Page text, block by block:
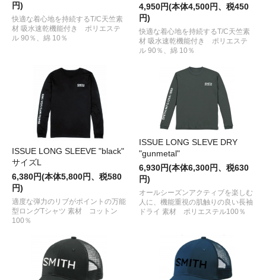
円)
快適な着心地を持続するT/C天竺素
材 吸水速乾機能付き ポリエステ
ル 90％、綿 10％
4,950円(本体4,500円、税450
円)
快適な着心地を持続するT/C天竺素
材 吸水速乾機能付き ポリエステ
ル 90％、綿 10％
ISSUE LONG SLEEVE "black"
サイズL
6,380円(本体5,800円、税580
円)
適度な弾力のリブがポイントの万能
型ロングTシャツ 素材 コットン
100％
ISSUE LONG SLEVE DRY
"gunmetal"
6,930円(本体6,300円、税630
円)
オールシーズンアクティブを楽しむ
人に、機能重視の肌触りの良い長袖
ドライ 素材 ポリエステル100％